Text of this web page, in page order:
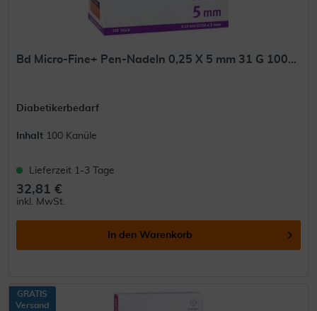
Bd Micro-Fine+ Pen-Nadeln 0,25 X 5 mm 31 G 100...
Diabetikerbedarf
Inhalt 100 Kanüle
Lieferzeit 1-3 Tage
32,81 €
inkl. MwSt.
In den Warenkorb
GRATIS
Versand